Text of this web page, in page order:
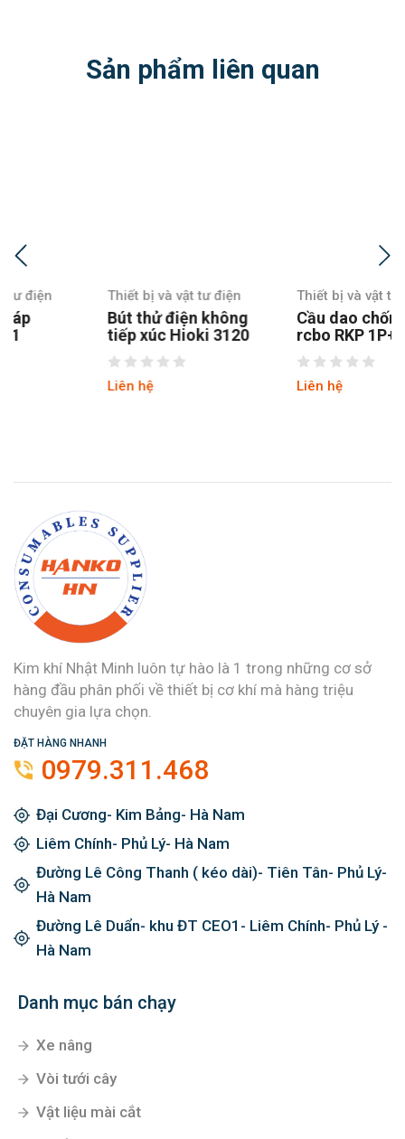
Sản phẩm liên quan
Thiết bị và vật tư điện
Bút thử điện không
tiếp xúc Hioki 3120
Thiết bị và vật tư điện
Cầu dao chống giật
rcbo RKP 1P+N 32A
Kim khí Nhật Minh luôn tự hào là 1 trong những cơ sở
hàng đầu phân phối về thiết bị cơ khí mà hàng triệu
chuyên gia lựa chọn.
ĐẶT HÀNG NHANH
0979.311.468
Đại Cương- Kim Bảng- Hà Nam
Liêm Chính- Phủ Lý- Hà Nam
Đường Lê Công Thanh ( kéo dài)- Tiên Tân- Phủ Lý-
Hà Nam
Đường Lê Duẩn- khu ĐT CEO1- Liêm Chính- Phủ Lý -
Hà Nam
Danh mục bán chạy
Xe nâng
Vòi tưới cây
Vật liệu mài cắt